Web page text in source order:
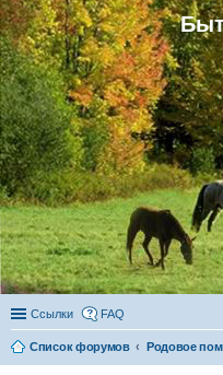
Ссылки FAQ
Список форумов